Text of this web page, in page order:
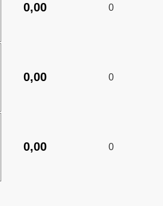
0,00 0
0,00 0
0,00 0